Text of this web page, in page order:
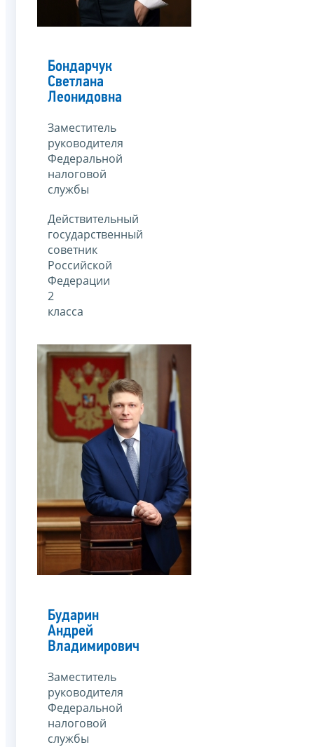
Бондарчук
Светлана
Леонидовна
Заместитель
руководителя
Федеральной
налоговой
службы
Действительный
государственный
советник
Российской
Федерации
2
класса
Бударин
Андрей
Владимирович
Заместитель
руководителя
Федеральной
налоговой
службы